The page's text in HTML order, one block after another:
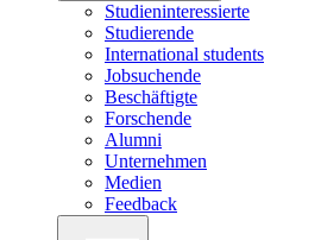
Studieninteressierte
Studierende
International students
Jobsuchende
Beschäftigte
Forschende
Alumni
Unternehmen
Medien
Feedback